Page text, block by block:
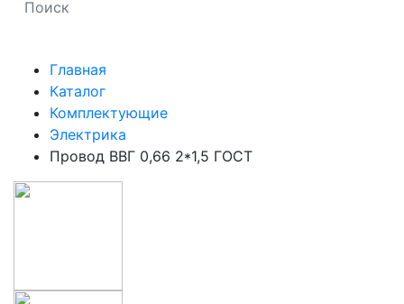
Главная
Каталог
Комплектующие
Электрика
Провод ВВГ 0,66 2*1,5 ГОСТ